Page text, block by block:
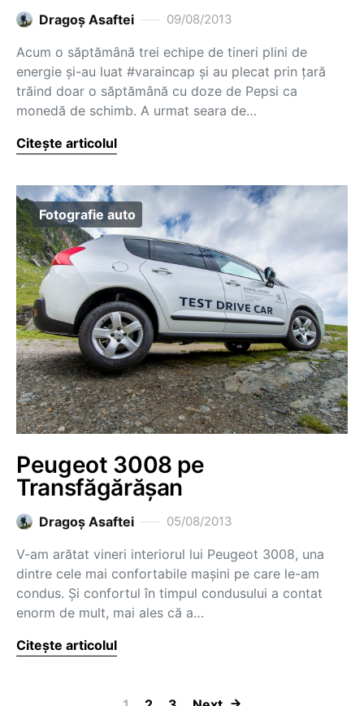
Dragoş Asaftei 09/08/2013
Acum o săptămână trei echipe de tineri plini de
energie și-au luat #varaincap și au plecat prin țară
trăind doar o săptămână cu doze de Pepsi ca
monedă de schimb. A urmat seara de…
Citește articolul
Fotografie auto
Peugeot 3008 pe
Transfăgărășan
Dragoş Asaftei 05/08/2013
V-am arătat vineri interiorul lui Peugeot 3008, una
dintre cele mai confortabile mașini pe care le-am
condus. Și confortul în timpul condusului a contat
enorm de mult, mai ales că a…
Citește articolul